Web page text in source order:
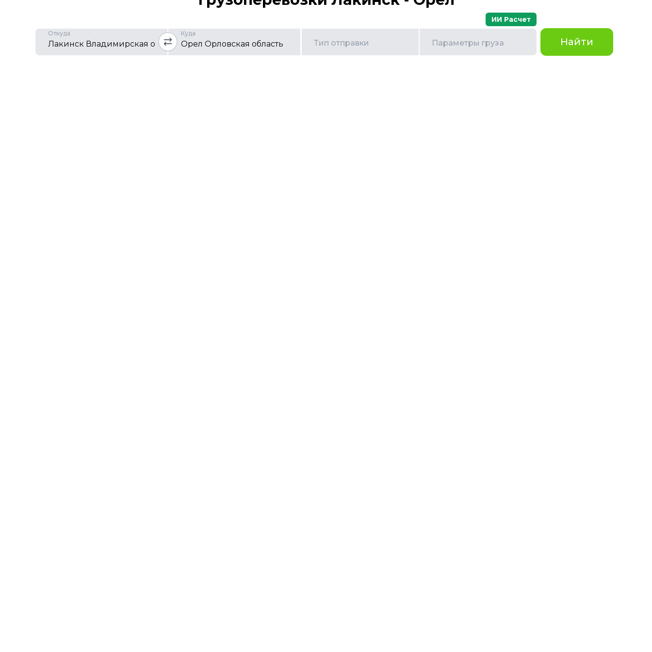
Откуда Куда
Тип отправки Параметры груза
ИИ Расчет
Найти